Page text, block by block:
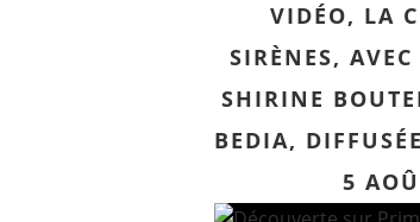
VIDÉO, LA
SIRÈNES,
SHIRINE
BEDIA,
5